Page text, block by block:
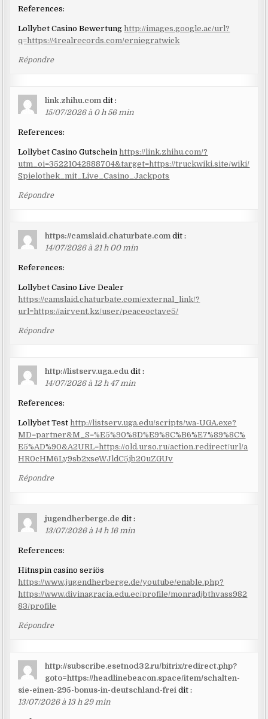
References:
Lollybet Casino Bewertung http://images.google.ac/url?
q=https://4realrecords.com/erniegratwick
Répondre
link.zhihu.com dit :
15/07/2026 à 0 h 56 min
References:
Lollybet Casino Gutscheinhttps://link.zhihu.com/?
utm_oi=35221042888704&target=https://truckwiki.site/wiki/
Spielothek_mit_Live_Casino_Jackpots
Répondre
https://camslaid.chaturbate.com dit :
14/07/2026 à 21 h 00 min
References:
Lollybet Casino Live Dealer
https://camslaid.chaturbate.com/external_link/?
url=https://airvent.kz/user/peaceoctave5/
Répondre
http://listserv.uga.edu dit :
14/07/2026 à 12 h 47 min
References:
Lollybet Testhttp://listserv.uga.edu/scripts/wa-UGA.exe?
MD=partner&M_S=%E5%90%8D%E9%8C%B6%E7%89%8C%
E5%AD%90&A2URL=https://old.urso.ru/action.redirect/url/a
HR0cHM6Ly9sb2xseWJldC5jb20uZGUv
Répondre
jugendherberge.de dit :
13/07/2026 à 14 h 16 min
References:
Hitnspin casino seriös
https://www.jugendherberge.de/youtube/enable.php?
https://www.divinagracia.edu.ec/profile/monradjbthvass982
83/profile
Répondre
http://subscribe.esetnod32.ru/bitrix/redirect.php?
goto=https://headlinebeacon.space/item/schalten-
sie-einen-295-bonus-in-deutschland-frei dit :
13/07/2026 à 13 h 29 min